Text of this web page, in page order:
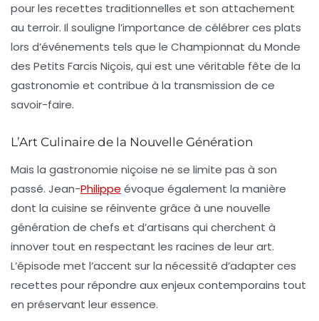
pour les recettes traditionnelles et son attachement
au terroir. Il souligne l’importance de célébrer ces plats
lors d’événements tels que le Championnat du Monde
des Petits Farcis Niçois, qui est une véritable fête de la
gastronomie et contribue à la transmission de ce
savoir-faire.
L’Art Culinaire de la Nouvelle Génération
Mais la gastronomie niçoise ne se limite pas à son
passé. Jean-Philippe évoque également la manière
dont la cuisine se réinvente grâce à une nouvelle
génération de chefs et d’artisans qui cherchent à
innover tout en respectant les racines de leur art.
L’épisode met l’accent sur la nécessité d’adapter ces
recettes pour répondre aux enjeux contemporains tout
en préservant leur essence.